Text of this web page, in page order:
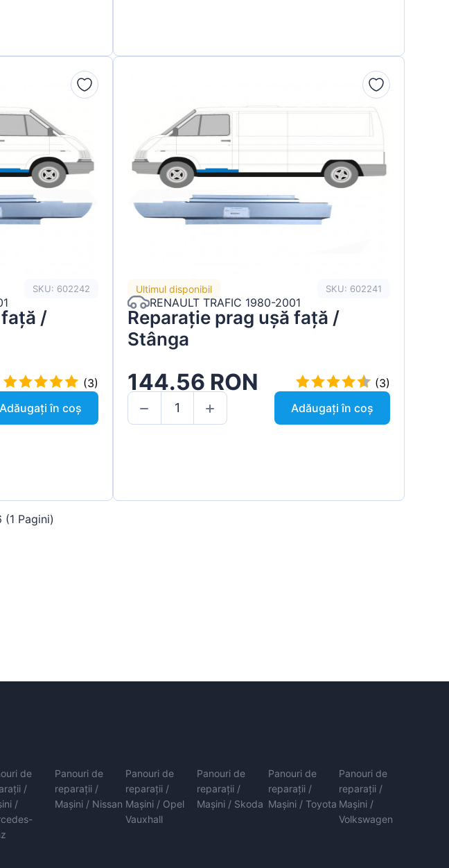
SKU: 602242
/
(3)
Adăugați în coș
Ultimul disponibil SKU: 602241
RENAULT TRAFIC 1980-2001
Reparație prag ușă față /
Stânga
144.56 RON
(3)
Adăugați în coș
Pagini)
de
/
/
Panouri de
reparații /
Mașini / Nissan
Panouri de
reparații /
Mașini / Opel
Vauxhall
Panouri de
reparații /
Mașini / Skoda
Panouri de
reparații /
Mașini / Toyota
Panouri de
reparații /
Mașini /
Volkswagen